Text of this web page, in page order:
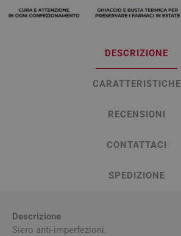
DESCRIZIONE
CARATTERISTICHE
RECENSIONI
CONTATTACI
SPEDIZIONE
Descrizione
Siero anti-imperfezioni.